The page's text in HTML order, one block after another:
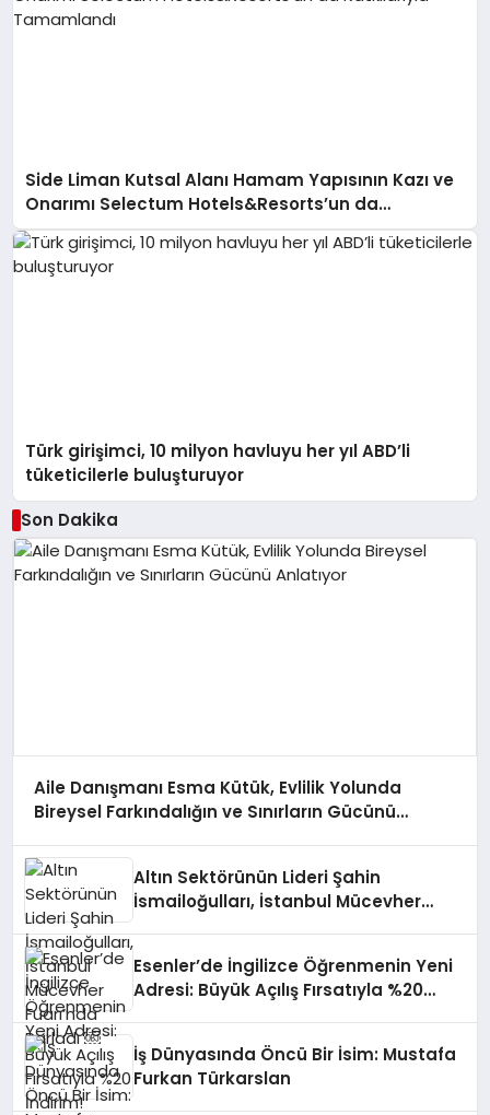
Side Liman Kutsal Alanı Hamam Yapısının Kazı ve
Onarımı Selectum Hotels&Resorts’un da
Katkılarıyla Tamamlandı
Türk girişimci, 10 milyon havluyu her yıl ABD’li
tüketicilerle buluşturuyor
Son Dakika
Aile Danışmanı Esma Kütük, Evlilik Yolunda
Bireysel Farkındalığın ve Sınırların Gücünü
Altın Sektörünün Lideri Şahin
İsmailoğulları, İstanbul Mücevher
Esenler’de İngilizce Öğrenmenin Yeni
Adresi: Büyük Açılış Fırsatıyla %20
İş Dünyasında Öncü Bir İsim: Mustafa
Furkan Türkarslan